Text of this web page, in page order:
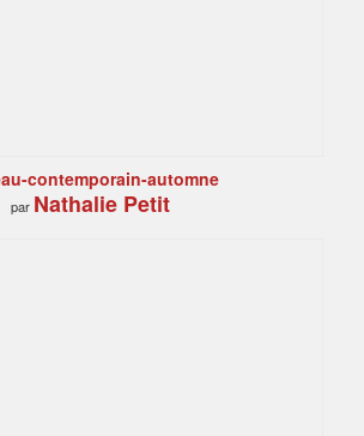
contemporain-automne
par Nathalie Petit